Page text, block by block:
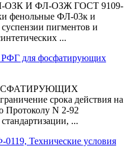
ОЗК И ФЛ-ОЗЖ ГОСТ 9109-
фенольные ФЛ-03к и
пигментов и
...
РФГ для фосфатирующих
срока действия на
Протоколу N 2-92
...
Технические условия